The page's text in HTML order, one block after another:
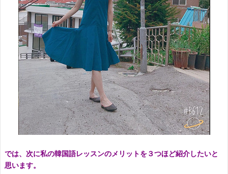
では、次に私の韓国語レッスンのメリットを３つほど紹介したいと
思います。